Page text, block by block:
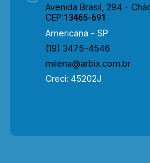
em contato com a equipe
mudança!
Avenida Brasil, 294 -
CEP:13465-691
Americana - SP
(19) 3475-4546
milena@arbix.com.br
Creci: 45202J